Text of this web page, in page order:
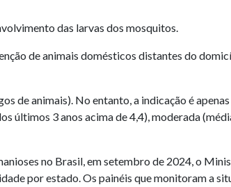
das larvas dos mosquitos.
de animais domésticos distantes do
de animais). No entanto, a indicação é
últimos 3 anos acima de 4,4), moderada
no Brasil, em setembro de 2024, o
por estado. Os painéis que monitoram a